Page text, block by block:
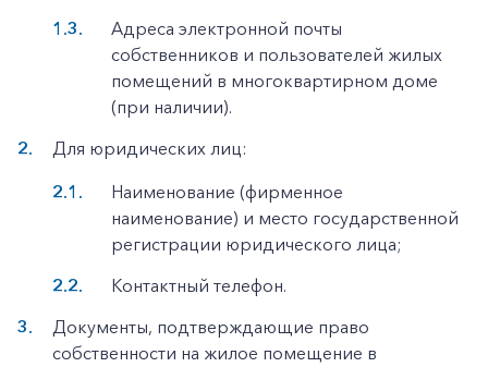
Адреса электронной почты
собственников и пользователей жилых
помещений в многоквартирном доме
(при наличии).
Для юридических лиц:
Наименование (фирменное
наименование) и место государственной
регистрации юридического лица;
Контактный телефон.
Документы, подтверждающие право
собственности на жилое помещение в